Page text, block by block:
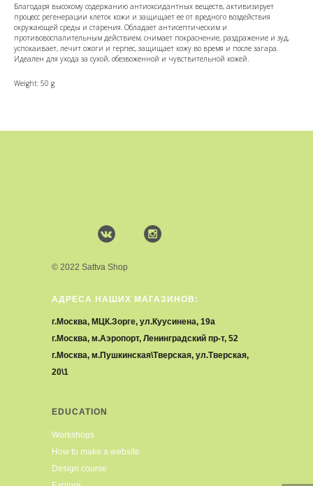
Благодаря высокому содержанию антиоксидантных веществ, активизирует
процесс регенерации клеток кожи и защищает ее от вредного воздействия
окружающей среды и старения. Обладает антисептическим и
противовоспалительным действием, снимает покраснение, раздражение и зуд,
успокаивает, лечит ожоги и герпес, защищает кожу во время и после загара.
Идеален для ухода за сухой, обезвоженной и чувствительной кожей.
Weight: 50 g
АДРЕСА НАШИХ МАГАЗИНОВ:
г.Москва, МЦК.Зорге, ул.Куусинена, 19а
г.Москва, м.Аэропорт, Ленинградский пр-т, 52
г.Москва, м.Пушкинская\Тверская, ул.Тверская,
20\1
EDUCATION
Workshops
How to make a website
Design course
© 2022 Sattva Shop